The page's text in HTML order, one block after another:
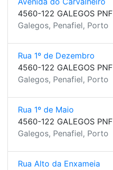
4560-122 GALEGOS PNF
Galegos, Penafiel, Porto
Rua 1º de Dezembro
4560-122 GALEGOS PNF
Galegos, Penafiel, Porto
Rua 1º de Maio
4560-122 GALEGOS PNF
Galegos, Penafiel, Porto
Rua Alto da Enxameia